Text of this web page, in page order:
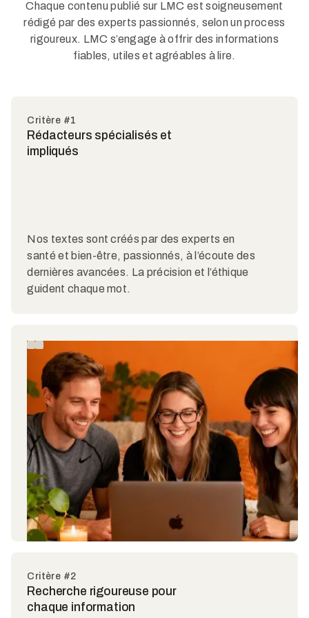
Chaque contenu publié sur LMC est soigneusement
rédigé par des experts passionnés, selon un process
rigoureux. LMC s’engage à offrir des informations
fiables, utiles et agréables à lire.
Critère #1
Rédacteurs spécialisés et
impliqués
Nos textes sont créés par des experts en
santé et bien-être, passionnés, à l’écoute des
dernières avancées. La précision et l’éthique
guident chaque mot.
Critère #2
Recherche rigoureuse pour
chaque information